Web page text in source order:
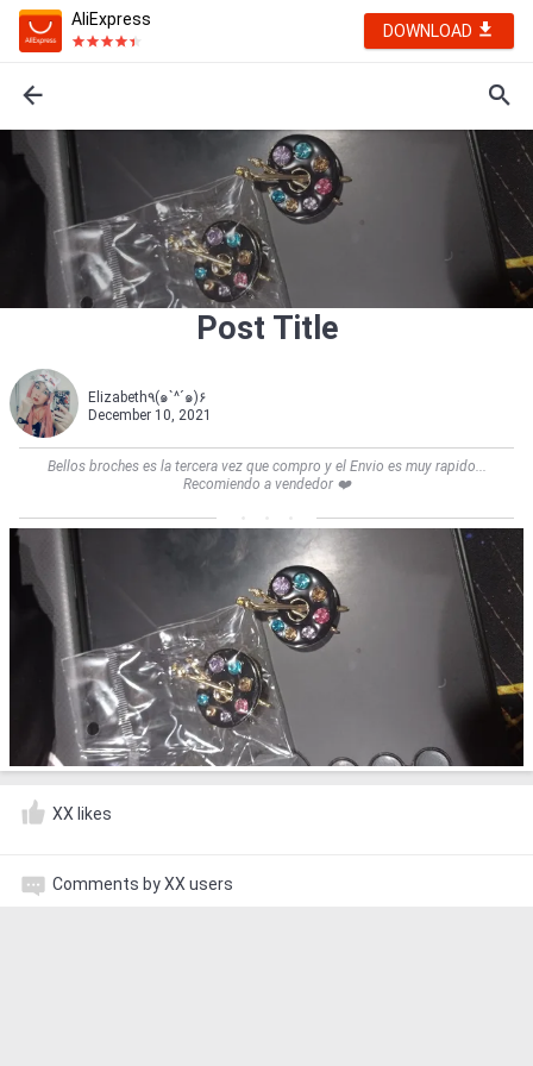
AliExpress
DOWNLOAD
Post Title
Elizabeth٩(๑`^´๑)۶
December 10, 2021
Bellos broches es la tercera vez que compro y el Envio es muy rapido...
Recomiendo a vendedor ❤️    
XX likes
Comments by XX users